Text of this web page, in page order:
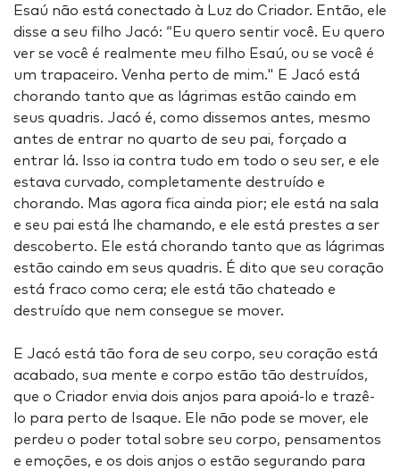
Esaú não está conectado à Luz do Criador. Então, ele
disse a seu filho Jacó: “Eu quero sentir você. Eu quero
ver se você é realmente meu filho Esaú, ou se você é
um trapaceiro. Venha perto de mim." E Jacó está
chorando tanto que as lágrimas estão caindo em
seus quadris. Jacó é, como dissemos antes, mesmo
antes de entrar no quarto de seu pai, forçado a
entrar lá. Isso ia contra tudo em todo o seu ser, e ele
estava curvado, completamente destruído e
chorando. Mas agora fica ainda pior; ele está na sala
e seu pai está lhe chamando, e ele está prestes a ser
descoberto. Ele está chorando tanto que as lágrimas
estão caindo em seus quadris. É dito que seu coração
está fraco como cera; ele está tão chateado e
destruído que nem consegue se mover.
E Jacó está tão fora de seu corpo, seu coração está
acabado, sua mente e corpo estão tão destruídos,
que o Criador envia dois anjos para apoiá-lo e trazê-
lo para perto de Isaque. Ele não pode se mover, ele
perdeu o poder total sobre seu corpo, pensamentos
e emoções, e os dois anjos o estão segurando para